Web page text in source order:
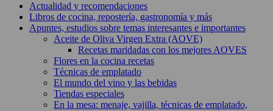
Actualidad y recomendaciones
Libros de cocina, repostería, gastronomía y más
Apuntes, estudios sobre temas interesantes e importantes
Aceite de Oliva Virgen Extra (AOVE)
Recetas maridadas con los mejores AOVES
Flores en la cocina recetas
Técnicas de emplatado
El mundo del vino y las bebidas
Tiendas especiales
En la mesa: menaje, vajilla, técnicas de emplatado,